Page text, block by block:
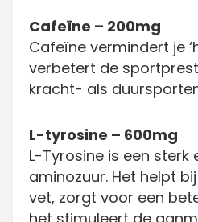
Cafeïne – 200mg
Cafeïne vermindert je
verbetert de
kracht- als
L-tyrosine – 600mg
L-Tyrosine is een sterk
aminozuur. Het helpt
vet, zorgt voor een